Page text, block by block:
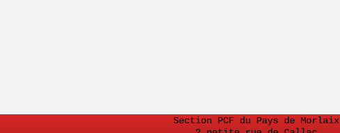
Section PCF du Pays de Morlaix